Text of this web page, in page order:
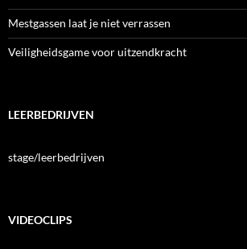
Mestgassen laat je niet verrassen
Veiligheidsgame voor uitzendkracht
LEERBEDRIJVEN
stage/leerbedrijven
VIDEOCLIPS